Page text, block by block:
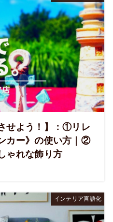
せよう！】：①リレ
カー》の使い方｜②
ゃれな飾り方
インテリア言語化